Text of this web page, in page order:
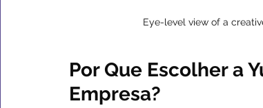
Eye-level view of a
Por Que Escolher a
Empresa?